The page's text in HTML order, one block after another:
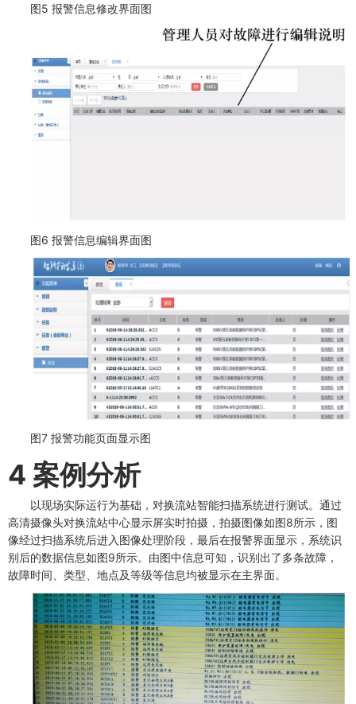
图5 报警信息修改界面图
图6 报警信息编辑界面图
图7 报警功能页面显示图
4 案例分析
以现场实际运行为基础，对换流站智能扫描系统进行测试。通过
高清摄像头对换流站中心显示屏实时拍摄，拍摄图像如图8所示，图
像经过扫描系统后进入图像处理阶段，最后在报警界面显示，系统识
别后的数据信息如图9所示。由图中信息可知，识别出了多条故障，
故障时间、类型、地点及等级等信息均被显示在主界面。